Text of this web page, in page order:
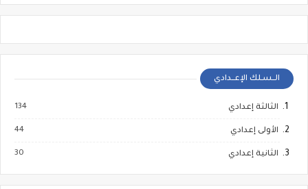
الــسـلك الإعــدادي
الثالثة إعدادي 134
الأولى إعدادي 44
الثانية إعدادي 30